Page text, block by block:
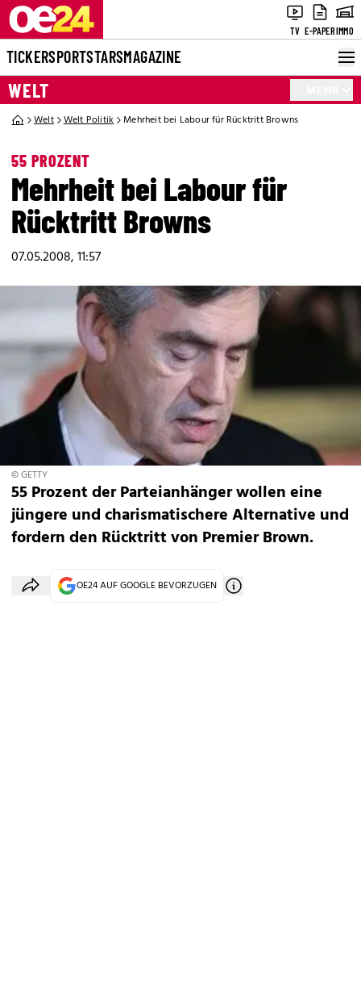
TV E-PAPERIMMO
TICKERSPORTSTARSMAGAZINE
WELT
Welt Welt Politik Mehrheit bei Labour für Rücktritt Browns
55 PROZENT
Mehrheit bei Labour für
Rücktritt Browns
07.05.2008, 11:57
© GETTY
55 Prozent der Parteianhänger wollen eine
jüngere und charismatischere Alternative und
fordern den Rücktritt von Premier Brown.
OE24 AUF GOOGLE BEVORZUGEN